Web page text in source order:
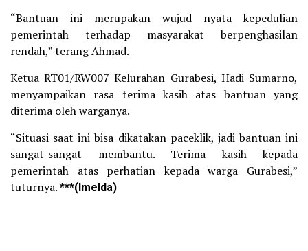
“Bantuan ini merupakan wujud nyata kepedulian
pemerintah terhadap masyarakat berpenghasilan
rendah,” terang Ahmad.
Ketua RT01/RW007 Kelurahan Gurabesi, Hadi Sumarno,
menyampaikan rasa terima kasih atas bantuan yang
diterima oleh warganya.
“Situasi saat ini bisa dikatakan paceklik, jadi bantuan ini
sangat-sangat membantu. Terima kasih kepada
pemerintah atas perhatian kepada warga Gurabesi,”
tuturnya.***(Imelda)